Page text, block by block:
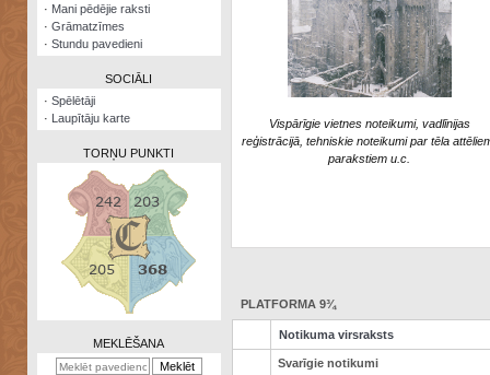
Arhīvs
Zināšanu
· Mani pēdējie raksti
· Grāmatzīmes
· Stundu pavedieni
SOCIĀLI
· Spēlētāji
· Laupītāju karte
TORŅU PUNKTI
MEKLĒŠANA
Vispārīgie vietnes noteikumi, vadlīnijas
reģistrācijā, tehniskie noteikumi par tēla
parakstiem u.c.
PLATFORMA 9¾
Notikuma virsraksts
Svarīgie notikumi